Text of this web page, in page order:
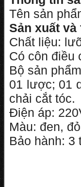
Tên sản
Sản xuất
Chất liệu:
Có côn điều
Bộ sản
01 lược; 01
chải cắt tóc.
Điện áp:
Màu: đen, đỏ
Bảo hành: 3